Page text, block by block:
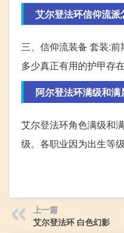
艾尔登法环信仰流派
三、信仰流装备 套装:
多少真正有用的护甲存
阿尔登法环满级和满
艾尔登法环角色满级和
级。各职业因为出生等级
上一篇
艾尔登法环 白色幻影